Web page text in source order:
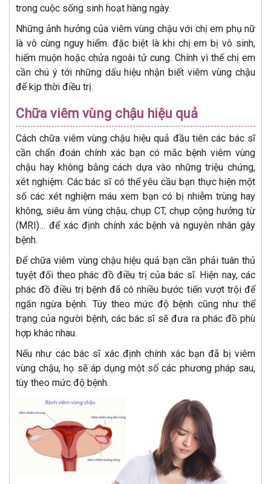
trong cuộc sống sinh hoạt hàng ngày.
Những ảnh hưởng của viêm vùng chậu với chị em phụ nữ
là vô cùng nguy hiểm. đặc biệt là khi chị em bị vô sinh,
hiếm muộn hoặc chửa ngoài tử cung. Chính vì thế chị em
cần chú ý tới những dấu hiệu nhận biết viêm vùng chậu
để kịp thời điều trị.
Chữa viêm vùng chậu hiệu quả
Cách chữa viêm vùng chậu hiệu quả đầu tiên các bác sĩ
cần chẩn đoán chính xác bạn có mắc bệnh viêm vùng
chậu hay không bằng cách dựa vào những triệu chứng,
xét nghiệm. Các bác sĩ có thể yêu cầu bạn thực hiện một
số các xét nghiệm máu xem bạn có bị nhiễm trùng hay
không, siêu âm vùng chậu, chụp CT, chụp cộng hưởng từ
(MRI)… để xác định chính xác bệnh và nguyên nhân gây
bệnh.
Để chữa viêm vùng chậu hiệu quả bạn cần phải tuân thủ
tuyệt đối theo phác đồ điều trị của bác sĩ. Hiện nay, các
phác đồ điều trị bệnh đã có nhiều bước tiến vượt trội để
ngăn ngừa bệnh. Tùy theo mức độ bệnh cũng như thể
trạng của người bệnh, các bác sĩ sẽ đưa ra phác đồ phù
hợp khác nhau.
Nếu như các bác sĩ xác định chính xác bạn đã bị viêm
vùng chậu, họ sẽ áp dụng một số các phương pháp sau,
tùy theo mức độ bệnh.